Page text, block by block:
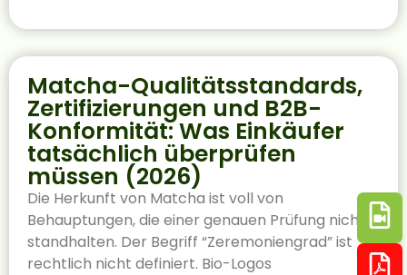
Matcha-Qualitätsstandards,
Zertifizierungen und B2B-
Konformität: Was Einkäufer
tatsächlich überprüfen
müssen (2026)
Die Herkunft von Matcha ist voll von
Behauptungen, die einer genauen Prüfung nicht
standhalten. Der Begriff “Zeremoniengrad” ist
rechtlich nicht definiert. Bio-Logos